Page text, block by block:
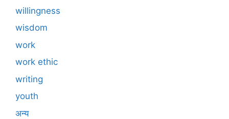
willingness
wisdom
work
work ethic
writing
youth
अन्य